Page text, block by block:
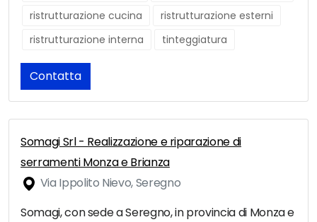
ristrutturazione cucina
ristrutturazione esterni
ristrutturazione interna
tinteggiatura
Contatta
Somagi Srl - Realizzazione e riparazione di
serramenti Monza e Brianza
Via Ippolito Nievo, Seregno
Somagi, con sede a Seregno, in provincia di Monza e